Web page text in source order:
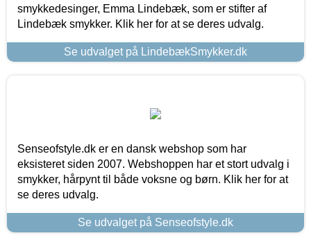
smykkedesinger, Emma Lindebæk, som er stifter af
Lindebæk smykker. Klik her for at se deres udvalg.
Se udvalget på LindebækSmykker.dk
Senseofstyle.dk er en dansk webshop som har
eksisteret siden 2007. Webshoppen har et stort udvalg i
smykker, hårpynt til både voksne og børn. Klik her for at
se deres udvalg.
Se udvalget på Senseofstyle.dk